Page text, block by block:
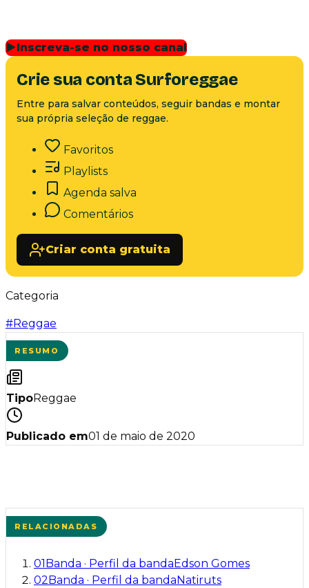
▶Inscreva-se no nosso canal
Crie sua conta Surforeggae
Entre para salvar conteúdos, seguir bandas e montar
sua própria seleção de reggae.
Favoritos
Playlists
Agenda salva
Comentários
Criar conta gratuita
Categoria
#Reggae
RESUMO
TipoReggae
Publicado em01 de maio de 2020
RELACIONADAS
01Banda · Perfil da bandaEdson Gomes
02Banda · Perfil da bandaNatiruts